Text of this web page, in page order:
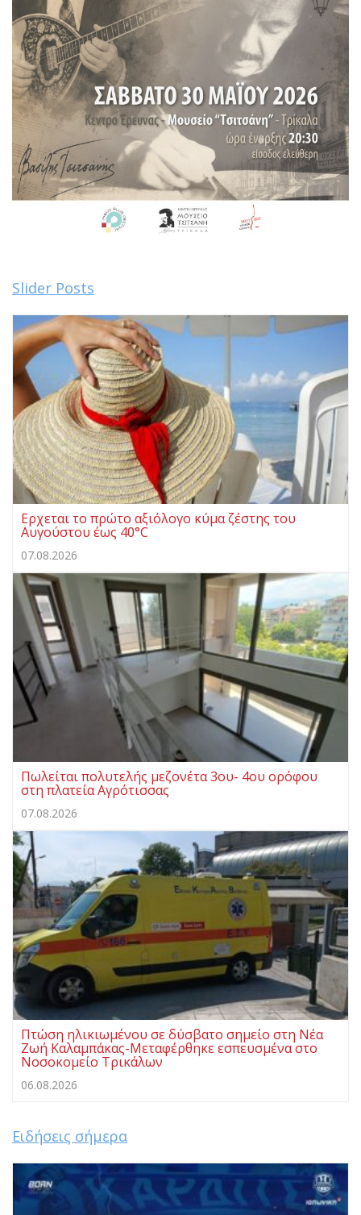
Slider Posts
Ερχεται το πρώτο αξιόλογο κύμα ζέστης του
Αυγούστου έως 40°C
07.08.2026
Πωλείται πολυτελής μεζονέτα 3ου- 4ου ορόφου
στη πλατεία Αγρότισσας
07.08.2026
Πτώση ηλικιωμένου σε δύσβατο σημείο στη Νέα
Ζωή Καλαμπάκας-Μεταφέρθηκε εσπευσμένα στο
Νοσοκομείο Τρικάλων
06.08.2026
Ειδήσεις σήμερα